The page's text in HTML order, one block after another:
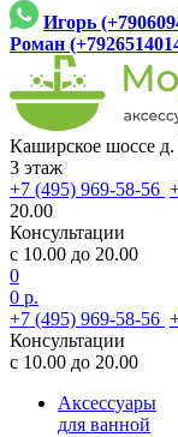
Игорь
Роман
Каширское шоссе д.
3 этаж
+7 (495) 969-58-56
20.00
Консультации
с 10.00 до 20.00
0
0 р.
+7 (495) 969-58-56
Консультации
с 10.00 до 20.00
Аксессуары
для ванной